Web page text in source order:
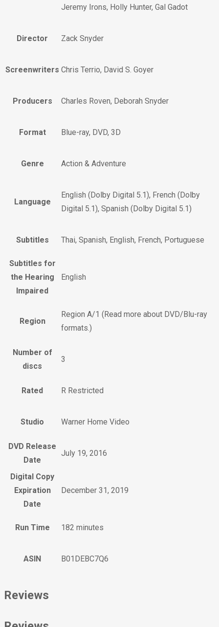
Jeremy Irons, Holly Hunter, Gal Gadot
Director Zack Snyder
Screenwriters Chris Terrio, David S. Goyer
Producers Charles Roven, Deborah Snyder
Format Blue-ray, DVD, 3D
Genre Action & Adventure
Language
English (Dolby Digital 5.1), French (Dolby
Digital 5.1), Spanish (Dolby Digital 5.1)
Subtitles Thai, Spanish, English, French, Portuguese
Subtitles for
the Hearing
Impaired
English
Region
Region A/1 (Read more about DVD/Blu-ray
formats.)
Number of
discs
3
Rated R Restricted
Studio Warner Home Video
DVD Release
Date
July 19, 2016
Digital Copy
Expiration
Date
December 31, 2019
Run Time 182 minutes
ASIN B01DEBC7Q6
Reviews